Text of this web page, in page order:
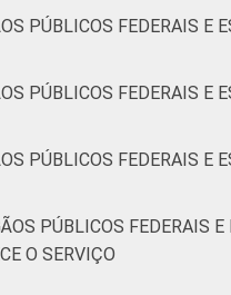
PÚBLICOS FEDERAIS E
PÚBLICOS FEDERAIS E
PÚBLICOS FEDERAIS
PÚBLICOS FEDERAIS
O SERVIÇO